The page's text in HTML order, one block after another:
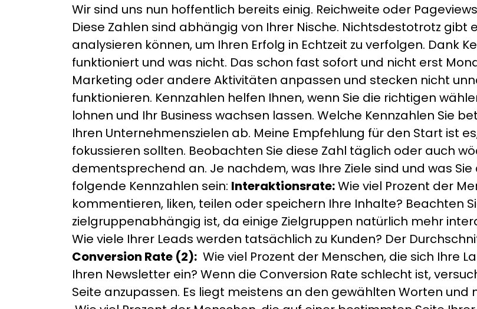
Wir sind uns nun hoffentlich bereits einig. Reichweite oder
Diese Zahlen sind abhängig von Ihrer Nische. Nichtsdestotrotz gibt
analysieren können, um Ihren Erfolg in Echtzeit zu verfolgen. Dank
funktioniert und was nicht. Das schon fast sofort und nicht erst
Marketing oder andere Aktivitäten anpassen und stecken nicht
funktionieren. Kennzahlen helfen Ihnen, wenn Sie die richtigen
lohnen und Ihr Business wachsen lassen. Welche Kennzahlen Sie
Ihren Unternehmenszielen ab. Meine Empfehlung für den Start ist
fokussieren sollten. Beobachten Sie diese Zahl täglich oder auch
dementsprechend an. Je nachdem, was Ihre Ziele sind und was
folgende Kennzahlen sein: Interaktionsrate:Wie viel Prozent der
kommentieren, liken, teilen oder speichern Ihre Inhalte? Beachten
zielgruppenabhängig ist, da einige Zielgruppen natürlich mehr
Wie viele Ihrer Leads werden tatsächlich zu Kunden? Der
Conversion Rate (2): Wie viel Prozent der Menschen, die sich Ihre
Ihren Newsletter ein? Wenn die Conversion Rate schlecht ist,
Seite anzupassen. Es liegt meistens an den gewählten Worten und